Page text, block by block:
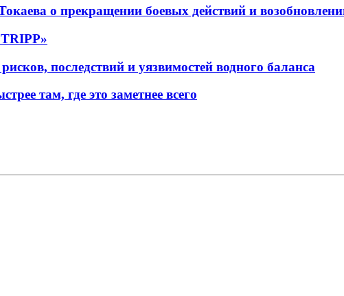
о прекращении боевых действий и
последствий и уязвимостей водного баланса
там, где это заметнее всего